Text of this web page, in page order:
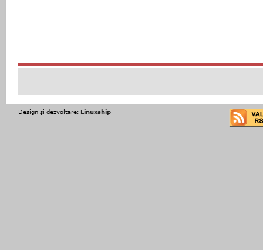
Design şi dezvoltare: Linuxship